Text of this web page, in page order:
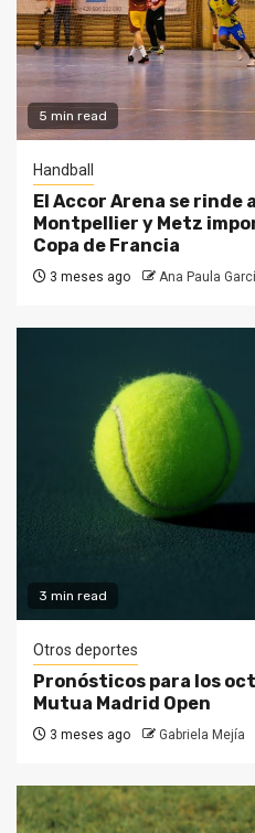
5 min read
Handball
El Accor Arena se rinde
Montpellier y Metz
Copa de Francia
3 meses ago Ana Paula
3 min read
Otros deportes
Pronósticos para los
Mutua Madrid Open
3 meses ago Gabriela Mejía